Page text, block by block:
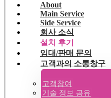
About
Main Service
Side Service
회사 소식
설치 후기
임대/판매 문의
고객과의 소통창구
고객참여
기술 정보 공유